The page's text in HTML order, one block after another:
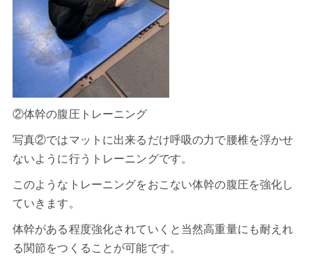
②体幹の腹圧トレーニング
写真②ではマットに出来るだけ呼吸の力で腰椎を浮かせ
ないように行うトレーニングです。
このようなトレーニングをおこない体幹の腹圧を強化し
ていきます。
体幹がある程度強化されていくと当然高重量にも耐えれ
る関節をつくることが可能です。